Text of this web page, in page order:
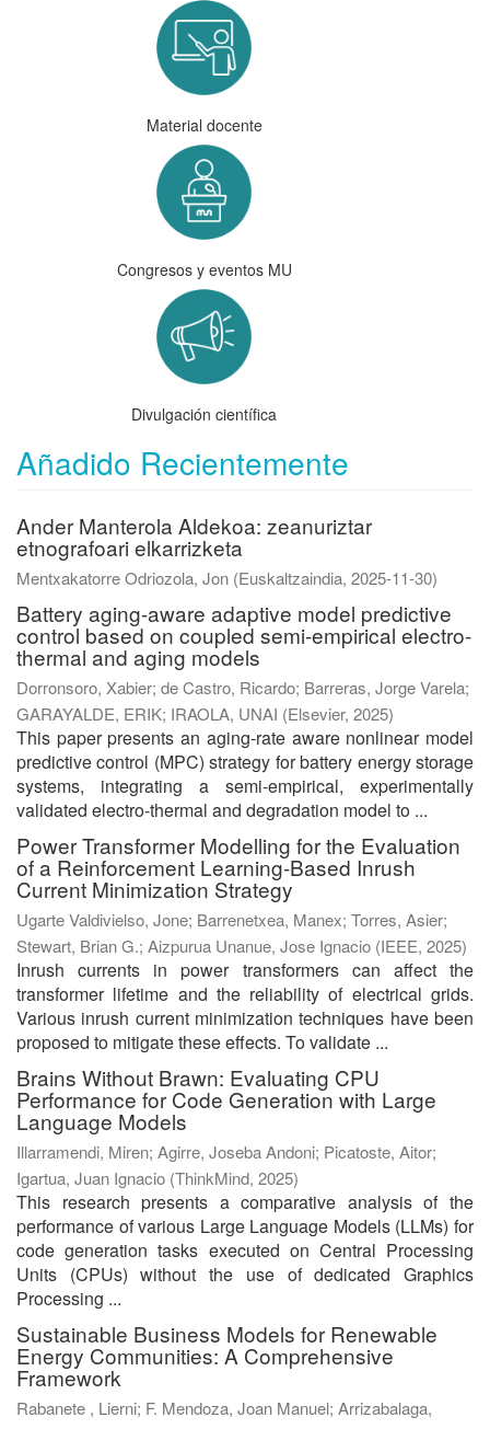
Material docente
Congresos y eventos MU
Divulgación científica
Añadido Recientemente
Ander Manterola Aldekoa: zeanuriztar
etnografoari elkarrizketa
Mentxakatorre Odriozola, Jon (Euskaltzaindia, 2025-11-30)
Battery aging-aware adaptive model predictive
control based on coupled semi-empirical electro-
thermal and aging models
Dorronsoro, Xabier; de Castro, Ricardo; Barreras, Jorge Varela;
GARAYALDE, ERIK; IRAOLA, UNAI (Elsevier, 2025)
This paper presents an aging-rate aware nonlinear model
predictive control (MPC) strategy for battery energy storage
systems, integrating a semi-empirical, experimentally
validated electro-thermal and degradation model to ...
Power Transformer Modelling for the Evaluation
of a Reinforcement Learning-Based Inrush
Current Minimization Strategy
Ugarte Valdivielso, Jone; Barrenetxea, Manex; Torres, Asier;
Stewart, Brian G.; Aizpurua Unanue, Jose Ignacio (IEEE, 2025)
Inrush currents in power transformers can affect the
transformer lifetime and the reliability of electrical grids.
Various inrush current minimization techniques have been
proposed to mitigate these effects. To validate ...
Brains Without Brawn: Evaluating CPU
Performance for Code Generation with Large
Language Models
Illarramendi, Miren; Agirre, Joseba Andoni; Picatoste, Aitor;
Igartua, Juan Ignacio (ThinkMind, 2025)
This research presents a comparative analysis of the
performance of various Large Language Models (LLMs) for
code generation tasks executed on Central Processing
Units (CPUs) without the use of dedicated Graphics
Processing ...
Sustainable Business Models for Renewable
Energy Communities: A Comprehensive
Framework
Rabanete , Lierni; F. Mendoza, Joan Manuel; Arrizabalaga,